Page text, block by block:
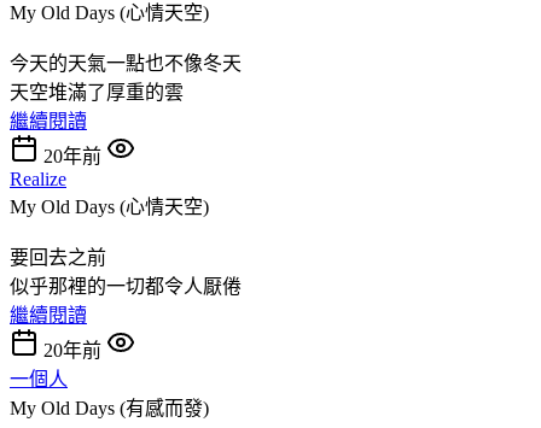
My Old Days (心情天空)
今天的天氣一點也不像冬天
天空堆滿了厚重的雲
繼續閱讀
20年前
Realize
My Old Days (心情天空)
要回去之前
似乎那裡的一切都令人厭倦
繼續閱讀
20年前
一個人
My Old Days (有感而發)